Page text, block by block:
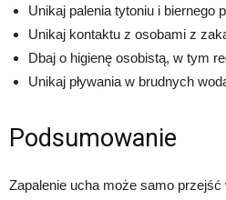
Unikaj palenia tytoniu i biernego
Unikaj kontaktu z osobami z
Dbaj o higienę osobistą, w tym
Unikaj pływania w brudnych
Podsumowanie
Zapalenie ucha może samo